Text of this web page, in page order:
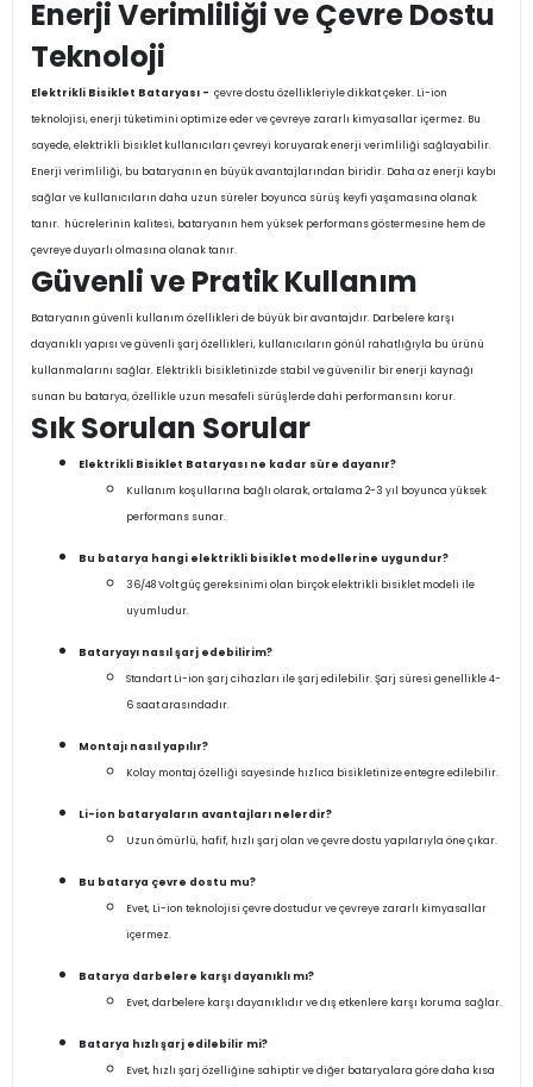
Enerji Verimliliği ve Çevre Dostu
Teknoloji
Elektrikli Bisiklet Bataryası - çevre dostu özellikleriyle dikkat çeker. Li-ion
teknolojisi, enerji tüketimini optimize eder ve çevreye zararlı kimyasallar içermez. Bu
sayede, elektrikli bisiklet kullanıcıları çevreyi koruyarak enerji verimliliği sağlayabilir.
Enerji verimliliği, bu bataryanın en büyük avantajlarından biridir. Daha az enerji kaybı
sağlar ve kullanıcıların daha uzun süreler boyunca sürüş keyfi yaşamasına olanak
tanır. hücrelerinin kalitesi, bataryanın hem yüksek performans göstermesine hem de
çevreye duyarlı olmasına olanak tanır.
Güvenli ve Pratik Kullanım
Bataryanın güvenli kullanım özellikleri de büyük bir avantajdır. Darbelere karşı
dayanıklı yapısı ve güvenli şarj özellikleri, kullanıcıların gönül rahatlığıyla bu ürünü
kullanmalarını sağlar. Elektrikli bisikletinizde stabil ve güvenilir bir enerji kaynağı
sunan bu batarya, özellikle uzun mesafeli sürüşlerde dahi performansını korur.
Sık Sorulan Sorular
Elektrikli Bisiklet Bataryası ne kadar süre dayanır?
Kullanım koşullarına bağlı olarak, ortalama 2-3 yıl boyunca yüksek
performans sunar.
Bu batarya hangi elektrikli bisiklet modellerine uygundur?
36/48 Volt güç gereksinimi olan birçok elektrikli bisiklet modeli ile
uyumludur.
Bataryayı nasıl şarj edebilirim?
Standart Li-ion şarj cihazları ile şarj edilebilir. Şarj süresi genellikle 4-
6 saat arasındadır.
Montajı nasıl yapılır?
Kolay montaj özelliği sayesinde hızlıca bisikletinize entegre edilebilir.
Li-ion bataryaların avantajları nelerdir?
Uzun ömürlü, hafif, hızlı şarj olan ve çevre dostu yapılarıyla öne çıkar.
Bu batarya çevre dostu mu?
Evet, Li-ion teknolojisi çevre dostudur ve çevreye zararlı kimyasallar
içermez.
Batarya darbelere karşı dayanıklı mı?
Evet, darbelere karşı dayanıklıdır ve dış etkenlere karşı koruma sağlar.
Batarya hızlı şarj edilebilir mi?
Evet, hızlı şarj özelliğine sahiptir ve diğer bataryalara göre daha kısa